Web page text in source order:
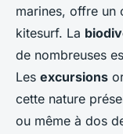
marines, offre un
kitesurf. La
de nombreuses
Les excursions
cette nature
ou même à dos